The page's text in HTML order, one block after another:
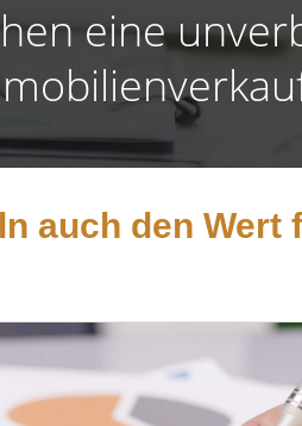
eine
auch den Wert